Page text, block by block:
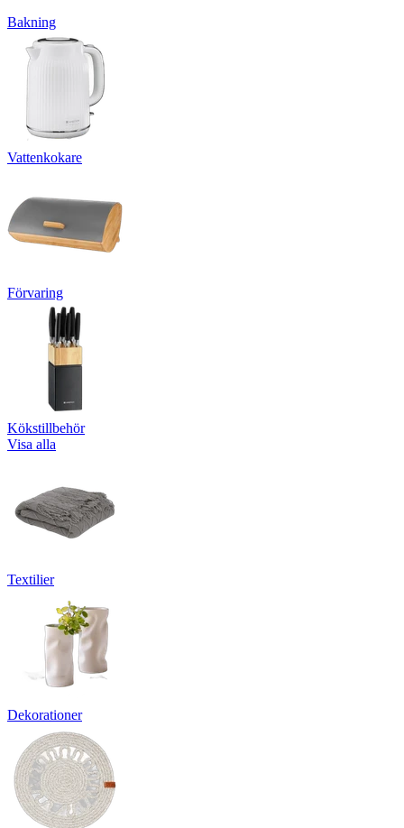
Bakning
Vattenkokare
Förvaring
Kökstillbehör
Visa alla
Textilier
Dekorationer